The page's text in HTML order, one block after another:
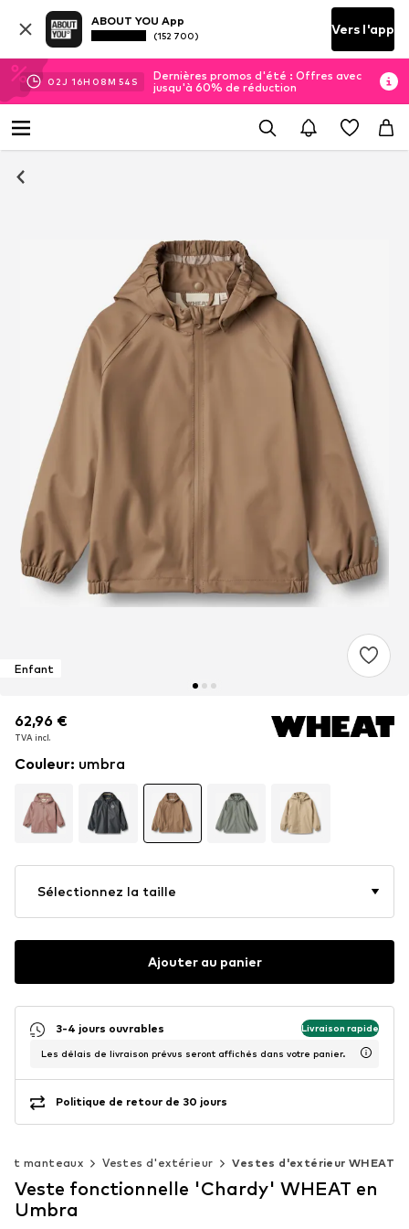
ABOUT YOU App
(152 700) Vers l'app
02J 16H 08M 54 S
Dernières promos d'été : Offres avec
jusqu'à 60% de réduction
Enfant
62,96 €
TVA incl.
62,96 €
TVA incl.
62,96 €
TVA incl.
Couleur: umbra
Sélectionnez la taille
Ajouter au panier
3-4 jours ouvrables Livraison rapide
Les délais de livraison prévus seront affichés dans votre panier.
Politique de retour de 30 jours
et manteaux Vestes d'extérieur Vestes d'extérieur WHEAT
Veste fonctionnelle 'Chardy' WHEAT en
Umbra